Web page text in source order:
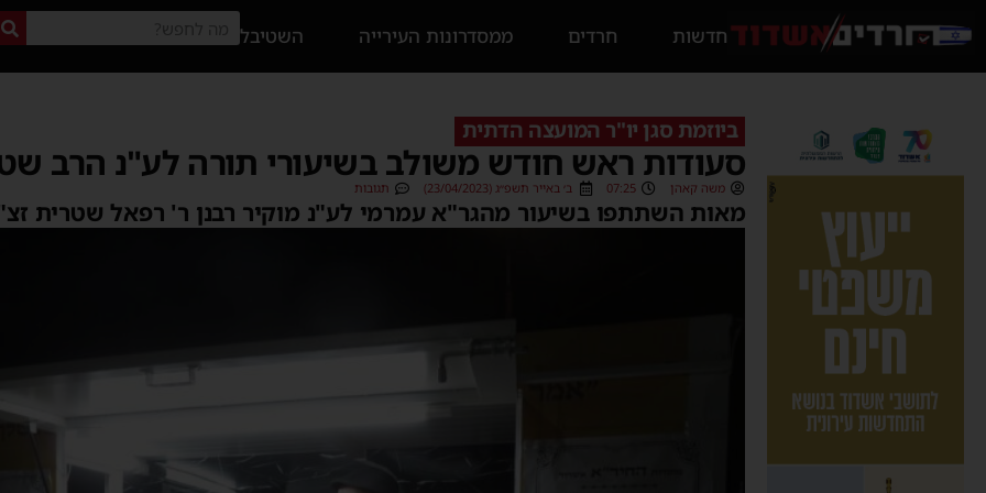
חדשות חרדים ממסדרונות העירייה השטיבל
ביוזמת סגן יו"ר המועצה הדתית
סעודות ראש חודש משולב בשיעורי תורה לע"נ הרב
משה קאהן 07:25 ב׳ באייר תשפ״ג (23/04/2023) תגובות
מאות השתתפו בשיעור מהגר"א עמרמי לע"נ מוקיר רבנן ר' רפאל שטרית